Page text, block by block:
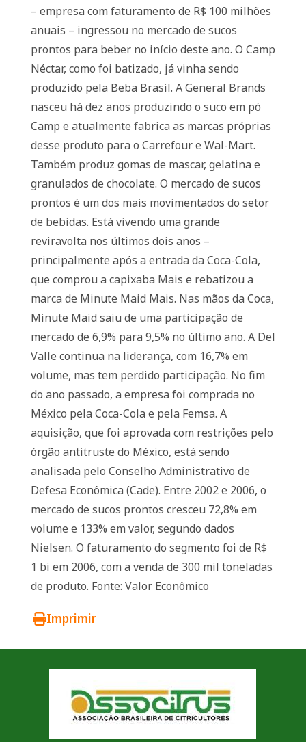
– empresa com faturamento de R$ 100 milhões
anuais – ingressou no mercado de sucos
prontos para beber no início deste ano. O Camp
Néctar, como foi batizado, já vinha sendo
produzido pela Beba Brasil. A General Brands
nasceu há dez anos produzindo o suco em pó
Camp e atualmente fabrica as marcas próprias
desse produto para o Carrefour e Wal-Mart.
Também produz gomas de mascar, gelatina e
granulados de chocolate. O mercado de sucos
prontos é um dos mais movimentados do setor
de bebidas. Está vivendo uma grande
reviravolta nos últimos dois anos –
principalmente após a entrada da Coca-Cola,
que comprou a capixaba Mais e rebatizou a
marca de Minute Maid Mais. Nas mãos da Coca,
Minute Maid saiu de uma participação de
mercado de 6,9% para 9,5% no último ano. A Del
Valle continua na liderança, com 16,7% em
volume, mas tem perdido participação. No fim
do ano passado, a empresa foi comprada no
México pela Coca-Cola e pela Femsa. A
aquisição, que foi aprovada com restrições pelo
órgão antitruste do México, está sendo
analisada pelo Conselho Administrativo de
Defesa Econômica (Cade). Entre 2002 e 2006, o
mercado de sucos prontos cresceu 72,8% em
volume e 133% em valor, segundo dados
Nielsen. O faturamento do segmento foi de R$
1 bi em 2006, com a venda de 300 mil toneladas
de produto. Fonte: Valor Econômico
Imprimir